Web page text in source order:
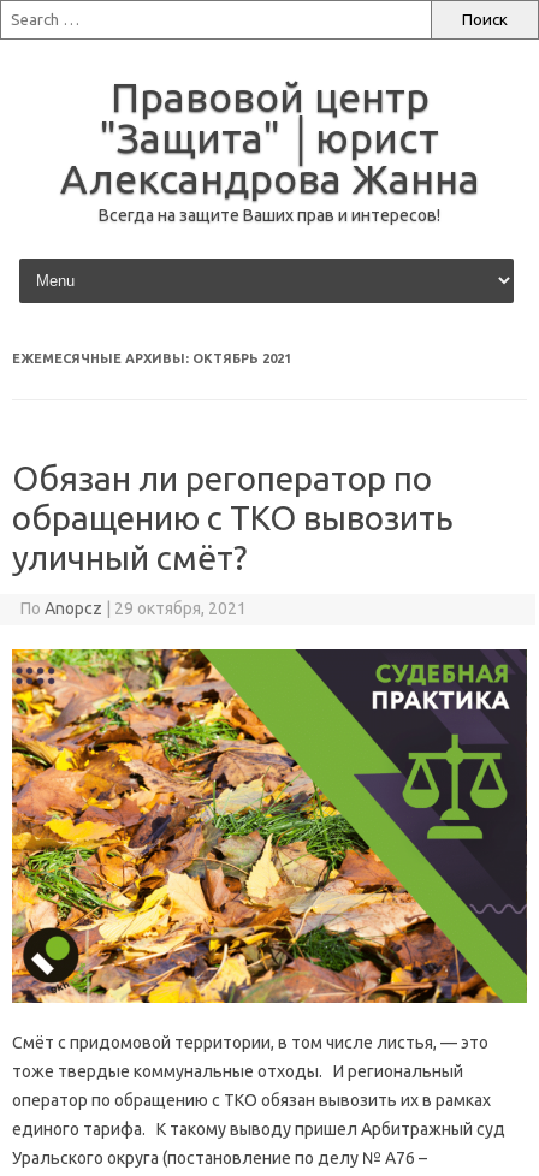
Правовой центр
"Защита" │юрист
Александрова Жанна
Всегда на защите Ваших прав и интересов!
перейти к содержанию
ЕЖЕМЕСЯЧНЫЕ АРХИВЫ: ОКТЯБРЬ 2021
Обязан ли регоператор по
обращению с ТКО вывозить
уличный смёт?
По Anopcz 29 октября, 2021
Смёт с придомовой территории, в том числе листья, — это
тоже твердые коммунальные отходы. И региональный
оператор по обращению с ТКО обязан вывозить их в рамках
единого тарифа. К такому выводу пришел Арбитражный суд
Уральского округа (постановление по делу № А76 –